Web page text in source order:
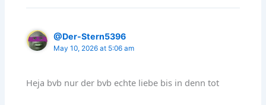
@Der-Stern5396
May 10, 2026 at 5:06 am
Heja bvb nur der bvb echte liebe bis in denn tot